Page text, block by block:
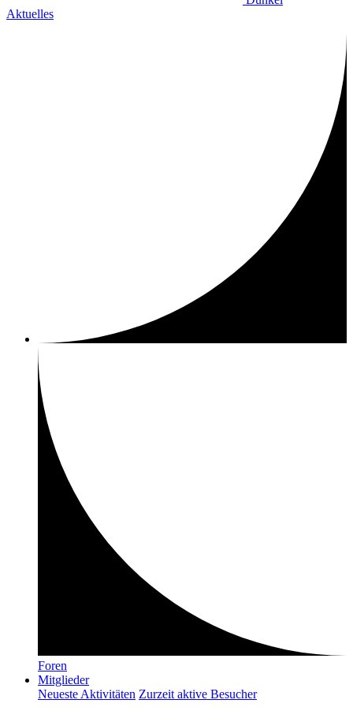
Aktuelles
Foren
Mitglieder
Neueste Aktivitäten Zurzeit aktive Besucher